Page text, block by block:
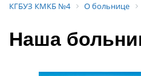
КГБУЗ КМКБ №4 О больнице
Наша